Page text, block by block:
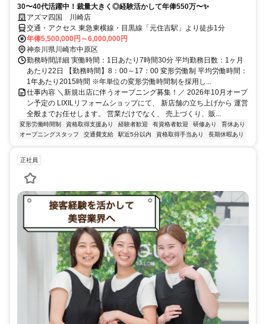
30〜40代活躍中！裁量大きく◎経験活かして年俸550万〜✨
アズマ四国 川崎店
交通・アクセス 東急東横線・目黒線「元住吉駅」より徒歩1分
年俸5,500,000円～6,000,000円
神奈川県川崎市中原区
勤務時間詳細 実働時間：1日あたり7時間30分 平均勤務日数：1ヶ月
あたり22日 【勤務時間】8：00～17：00 変形労働制 平均労働時間：
1年あたり2015時間 ※年単位の変形労働時間制を採用し...
仕事内容 ＼新規出店に伴うオープニング募集！／ 2026年10月オープ
ン予定の LIXILリフォームショップにて、 新店舗の立ち上げから 運営
全般までお任せします。 営業だけでなく、 売上づくり、販...
変形労働時間制 資格取得支援あり 経験者歓迎 有資格者歓迎 研修あり
育休あり
オープニングスタッフ
交通費支給 駅近5分以内 資格取得手当あり 長期休暇あり
正社員